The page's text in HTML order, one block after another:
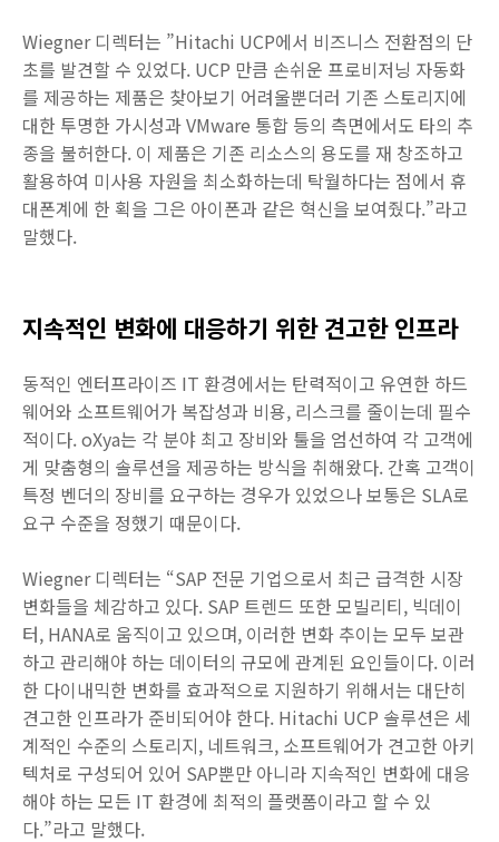
Wiegner 디렉터는 ”Hitachi UCP에서 비즈니스 전환점의 단
초를 발견할 수 있었다. UCP 만큼 손쉬운 프로비저닝 자동화
를 제공하는 제품은 찾아보기 어려울뿐더러 기존 스토리지에
대한 투명한 가시성과 VMware 통합 등의 측면에서도 타의 추
종을 불허한다. 이 제품은 기존 리소스의 용도를 재 창조하고
활용하여 미사용 자원을 최소화하는데 탁월하다는 점에서 휴
대폰계에 한 획을 그은 아이폰과 같은 혁신을 보여줬다.”라고
말했다.
지속적인 변화에 대응하기 위한 견고한 인프라
동적인 엔터프라이즈 IT 환경에서는 탄력적이고 유연한 하드
웨어와 소프트웨어가 복잡성과 비용, 리스크를 줄이는데 필수
적이다. oXya는 각 분야 최고 장비와 툴을 엄선하여 각 고객에
게 맞춤형의 솔루션을 제공하는 방식을 취해왔다. 간혹 고객이
특정 벤더의 장비를 요구하는 경우가 있었으나 보통은 SLA로
요구 수준을 정했기 때문이다.
Wiegner 디렉터는 “SAP 전문 기업으로서 최근 급격한 시장
변화들을 체감하고 있다. SAP 트렌드 또한 모빌리티, 빅데이
터, HANA로 움직이고 있으며, 이러한 변화 추이는 모두 보관
하고 관리해야 하는 데이터의 규모에 관계된 요인들이다. 이러
한 다이내믹한 변화를 효과적으로 지원하기 위해서는 대단히
견고한 인프라가 준비되어야 한다. Hitachi UCP 솔루션은 세
계적인 수준의 스토리지, 네트워크, 소프트웨어가 견고한 아키
텍처로 구성되어 있어 SAP뿐만 아니라 지속적인 변화에 대응
해야 하는 모든 IT 환경에 최적의 플랫폼이라고 할 수 있
다.”라고 말했다.